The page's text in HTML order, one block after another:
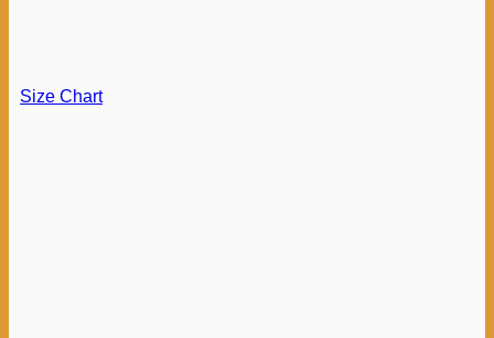
Size Chart